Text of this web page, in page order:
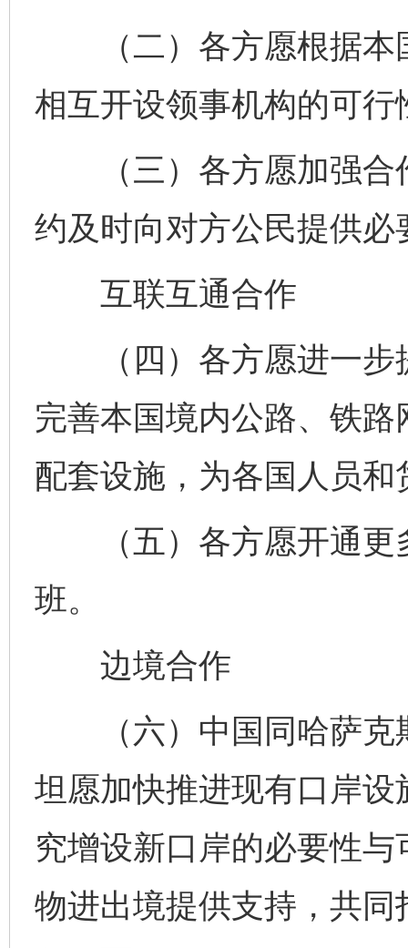
（二）各方愿根据本
相互开设领事机构的可行
（三）各方愿加强合
约及时向对方公民提供必
互联互通合作
（四）各方愿进一步
完善本国境内公路、铁
配套设施，为各国人员
（五）各方愿开通更
班。
边境合作
（六）中国同哈萨克
坦愿加快推进现有口岸
究增设新口岸的必要性
物进出境提供支持，共同